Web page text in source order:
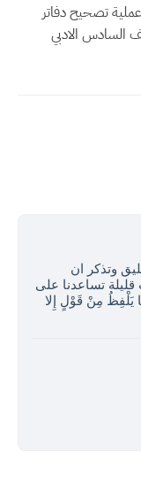
تصحيح دفاتر
السادس الادبي
وتذكر ان
قليلة تساعدنا على
يَلْفِظُ مِنْ قَوْلٍ إِلا